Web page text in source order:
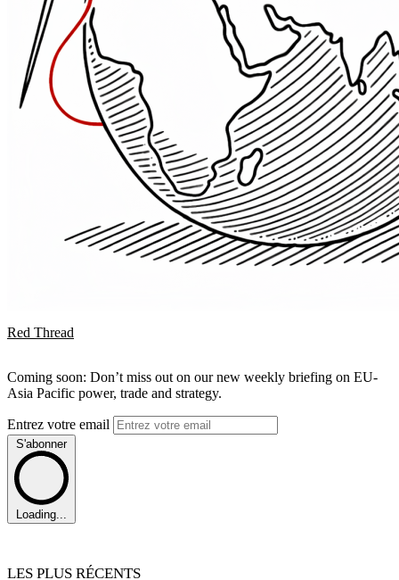
Red Thread
Coming soon: Don’t miss out on our new weekly briefing on EU-
Asia Pacific power, trade and strategy.
Entrez votre email
S'abonner
Loading...
LES PLUS RÉCENTS